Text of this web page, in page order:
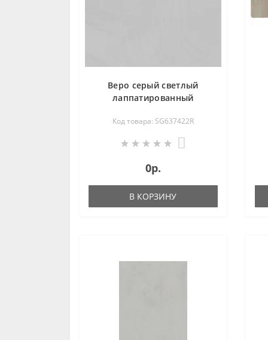
Веро серый светлый
лаппатированный
Код товара: SG637422R
0р.
В КОРЗИНУ